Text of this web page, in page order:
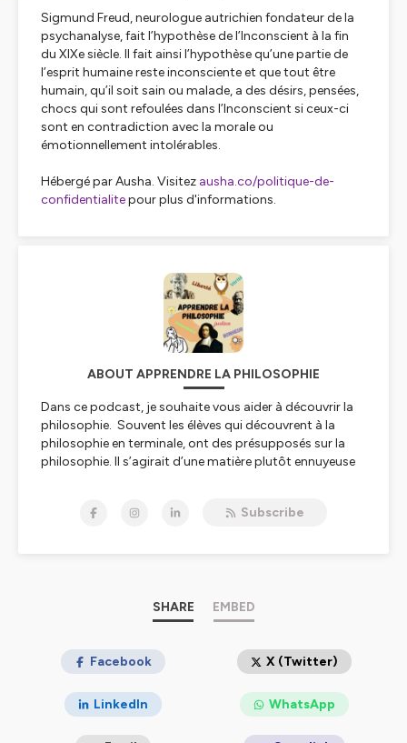
Sigmund Freud, neurologue autrichien fondateur de la
psychanalyse, fait l’hypothèse de l’Inconscient à la fin
du XIXe siècle. Il fait ainsi l’hypothèse qu’une partie de
l’esprit humaine reste inconsciente et que tout être
humain, qu’il soit sain ou malade, a des désirs, pensées,
chocs qui sont refoulées dans l’Inconscient si ceux-ci
sont en contradiction avec la morale ou
émotionnellement intolérables.
Hébergé par Ausha. Visitez ausha.co/politique-de-
confidentialitepour plus d'informations.
ABOUT APPRENDRE LA PHILOSOPHIE
Dans ce podcast, je souhaite vous aider à découvrir la
philosophie. Souvent les élèves qui découvrent à la
philosophie en terminale, ont des présupposés sur la
philosophie. Il s’agirait d’une matière plutôt ennuyeuse
entend alors souvent qu’elle pourrait bien ne servir à rien
A mes yeux, La philosophie est un chemin vers la
philosophie, vous allez vous interroger sur l'être humain.
parler d'une nature humaine ? Quelles sont ses facultés
? De quoi parle-t-on quand on
parle de conscience ? Ou d'inconscient ? La conscience
Subscribe
SHARE EMBED
Facebook X (Twitter)
LinkedIn WhatsApp